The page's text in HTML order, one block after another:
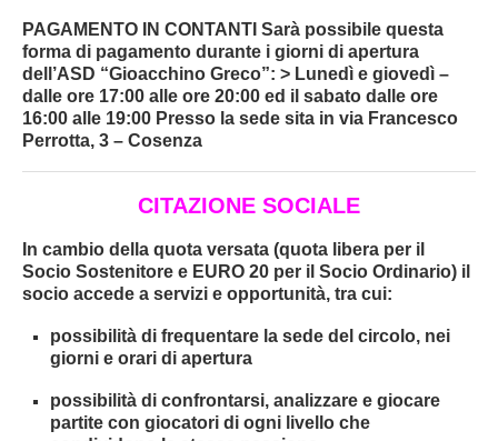
PAGAMENTO IN CONTANTI Sarà possibile questa
forma di pagamento durante i giorni di apertura
dell’ASD “Gioacchino Greco”: > Lunedì e giovedì –
dalle ore 17:00 alle ore 20:00 ed il sabato dalle ore
16:00 alle 19:00 Presso la sede sita in via Francesco
Perrotta, 3 – Cosenza
CITAZIONE SOCIALE
In cambio della quota versata (quota libera per il
Socio Sostenitore e EURO 20 per il Socio Ordinario) il
socio accede a servizi e opportunità, tra cui:
possibilità di frequentare la sede del circolo, nei
giorni e orari di apertura
possibilità di confrontarsi, analizzare e giocare
partite con giocatori di ogni livello che